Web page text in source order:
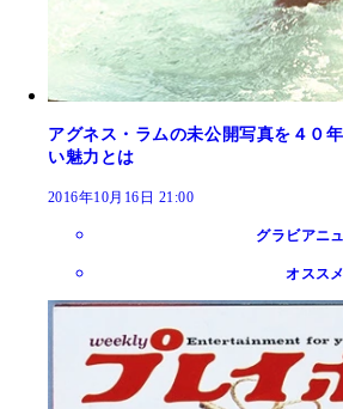
アグネス・ラムの未公開写真を４０
い魅力とは
2016年10月16日 21:00
グラビアニ
オススメ